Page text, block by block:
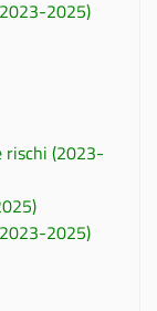
2025)
rischi (2023-
2025)